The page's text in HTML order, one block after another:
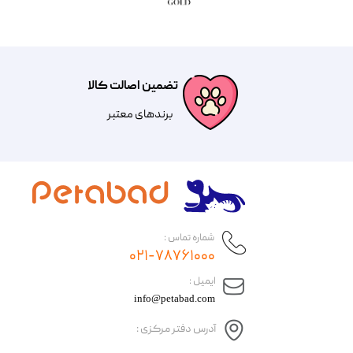
تضمین اصالت کالا
​​برندهای معتبر​​​​​​​
​ایمیل :
آدرس دفتر مرکزی :
info@petabad.com
شماره تماس :
۰۲۱-۷۸۷۶۱۰۰۰